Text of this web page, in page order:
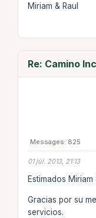
Miriam & Raul
Re: Camino
Messages: 825
01 júl. 2013, 21:13
Estimados Miriam
Gracias por su
servicios.